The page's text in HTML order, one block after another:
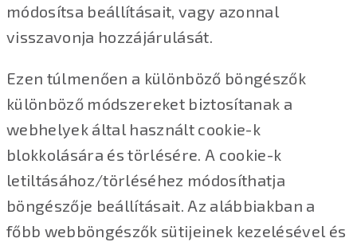
módosítsa beállításait, vagy azonnal
visszavonja hozzájárulását.
Ezen túlmenően a különböző böngészők
különböző módszereket biztosítanak a
webhelyek által használt cookie-k
blokkolására és törlésére. A cookie-k
letiltásához/törléséhez módosíthatja
böngészője beállításait. Az alábbiakban a
főbb webböngészők sütijeinek kezelésével és